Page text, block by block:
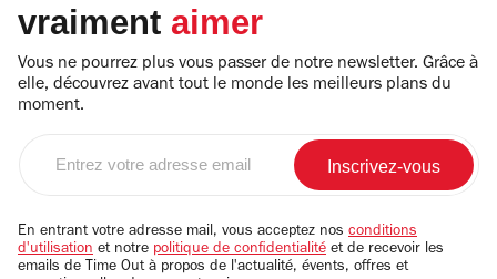
vraiment aimer
Vous ne pourrez plus vous passer de notre newsletter. Grâce à
elle, découvrez avant tout le monde les meilleurs plans du
moment.
email
En entrant votre adresse mail, vous acceptez nos conditions
d'utilisation et notre politique de confidentialité et de recevoir les
emails de Time Out à propos de l'actualité, évents, offres et